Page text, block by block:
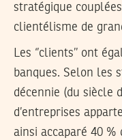
stratégique
clientélisme de
Les ‘’clients’’ ont
banques. Selon les
décennie (du siècle
d’entreprises
ainsi accaparé 40 %